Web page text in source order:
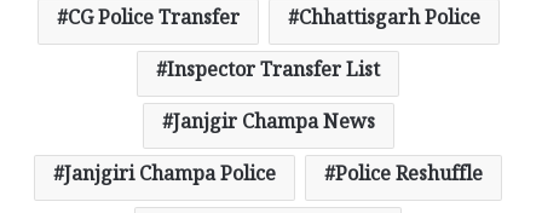
CG Police Transfer
Chhattisgarh Police
Inspector Transfer List
Janjgir Champa News
Janjgiri Champa Police
Police Reshuffle